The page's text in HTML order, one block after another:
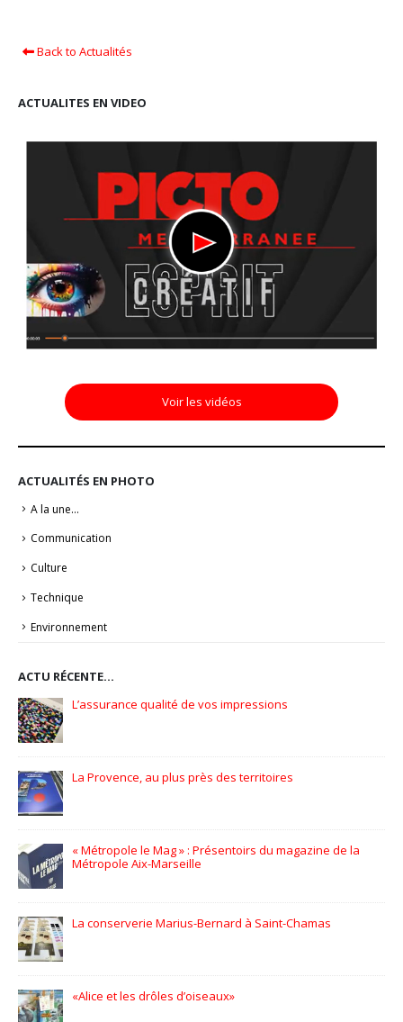
Back to Actualités
ACTUALITES EN VIDEO
Voir les vidéos
ACTUALITÉS EN PHOTO
A la une…
Communication
Culture
Technique
Environnement
ACTU RÉCENTE…
Pionniers d’hier – Précurseurs de demain
GPC Helmets – PLV en édition limitée
3 bis f à Aix-en-Provence
EFFIA, Stationnez en toute simplicité
L’Occitane en Provence – Flora Orchestra